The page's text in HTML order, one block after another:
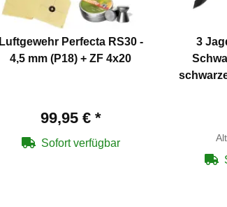
Luftgewehr Perfecta RS30 -
4,5 mm (P18) + ZF 4x20
99,95 € *
Sofort verfügbar
3